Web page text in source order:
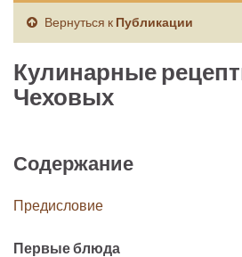
Вернуться к Публикации
Кулинарные
Чеховых
Содержание
Предисловие
Первые блюда